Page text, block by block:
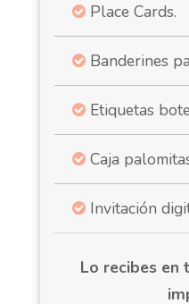
Place Cards.
Banderines
Etiquetas
Caja
Invitación
Lo recibes en